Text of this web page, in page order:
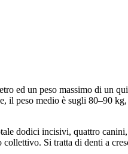
ed un peso massimo di un
peso medio è sugli 80–90
dodici incisivi, quattro
Si tratta di denti a